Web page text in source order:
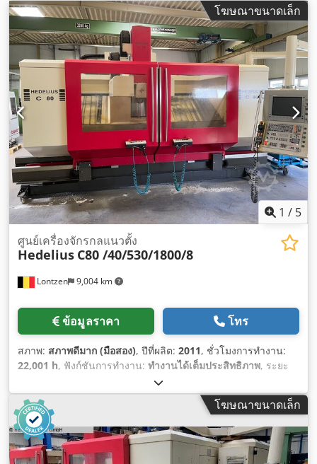
โฆษณาขนาดเล็ก
1 / 5
Lontzen 9,004 km
ศูนย์เครื่องจักรกลแนวตั้ง
Hedelius C80 /40/530/1800/8
ข้อมูลราคา โทร
สภาพ: สภาพดีมาก (มือสอง), ปีที่ผลิต: 2011, ชั่วโมงการทำงาน:
22,001 h, ฟังก์ชันการทำงาน: ทำงานได้เต็มประสิทธิภาพ, ระยะ
, ระยะเคลื่อนที่แกน Y:
เคลื่อนที่ตามแกน Z:600 มม, ความกว้างของโต๊ะ:750 มม, ความ
ยาวโต๊ะ:
โฆษณาขนาดเล็ก